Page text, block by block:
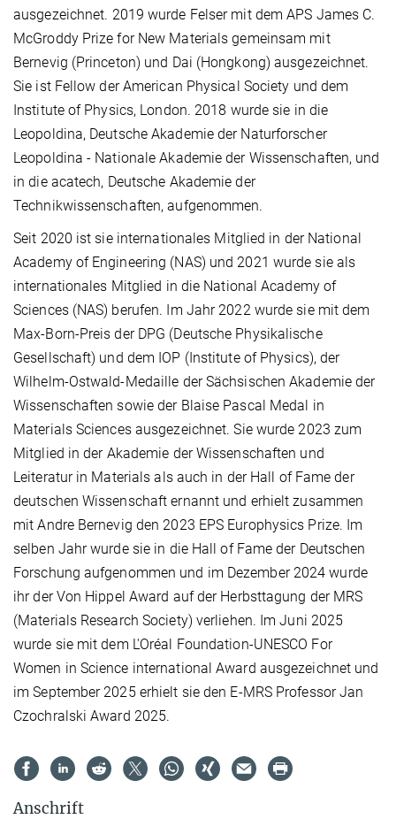
ausgezeichnet. 2019 wurde Felser mit dem APS James C.
McGroddy Prize for New Materials gemeinsam mit
Bernevig (Princeton) und Dai (Hongkong) ausgezeichnet.
Sie ist Fellow der American Physical Society und dem
Institute of Physics, London. 2018 wurde sie in die
Leopoldina, Deutsche Akademie der Naturforscher
Leopoldina - Nationale Akademie der Wissenschaften, und
in die acatech, Deutsche Akademie der
Technikwissenschaften, aufgenommen.
Seit 2020 ist sie internationales Mitglied in der National
Academy of Engineering (NAS) und 2021 wurde sie als
internationales Mitglied in die National Academy of
Sciences (NAS) berufen. Im Jahr 2022 wurde sie mit dem
Max-Born-Preis der DPG (Deutsche Physikalische
Gesellschaft) und dem IOP (Institute of Physics), der
Wilhelm-Ostwald-Medaille der Sächsischen Akademie der
Wissenschaften sowie der Blaise Pascal Medal in
Materials Sciences ausgezeichnet. Sie wurde 2023 zum
Mitglied in der Akademie der Wissenschaften und
Leiteratur in Materials als auch in der Hall of Fame der
deutschen Wissenschaft ernannt und erhielt zusammen
mit Andre Bernevig den 2023 EPS Europhysics Prize. Im
selben Jahr wurde sie in die Hall of Fame der Deutschen
Forschung aufgenommen und im Dezember 2024 wurde
ihr der Von Hippel Award auf der Herbsttagung der MRS
(Materials Research Society) verliehen. Im Juni 2025
wurde sie mit dem L'Oréal Foundation-UNESCO For
Women in Science international Award ausgezeichnet und
im September 2025 erhielt sie den E-MRS Professor Jan
Czochralski Award 2025.
Anschrift